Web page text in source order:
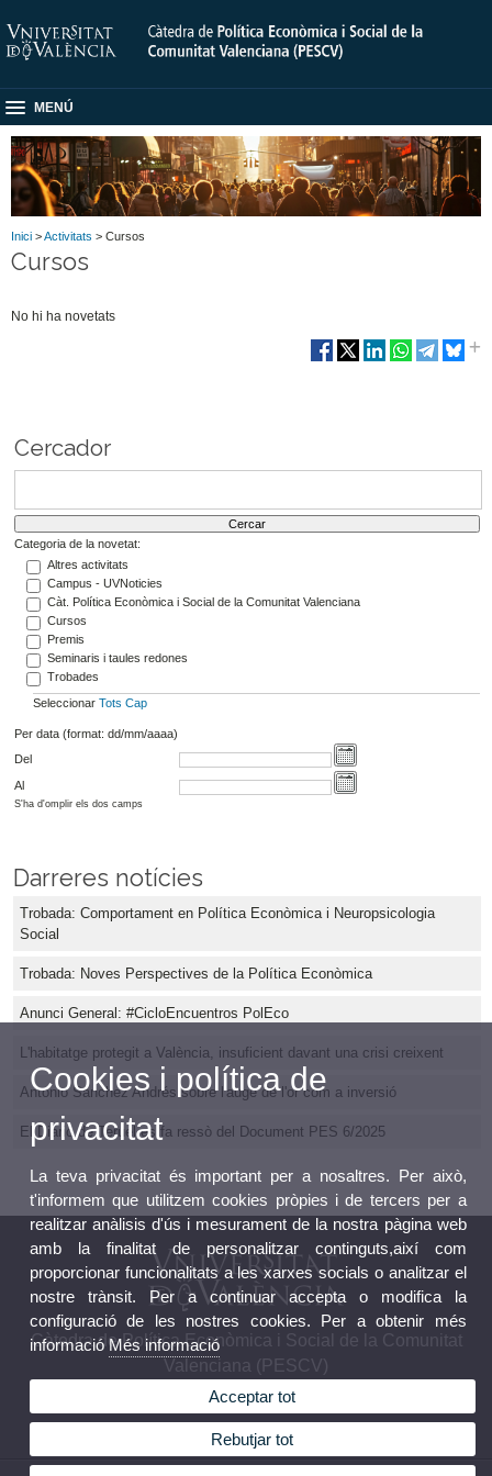
MENÚ
Inici >Activitats > Cursos
Cursos
No hi ha novetats
Cercador
Categoria de la novetat:
Altres activitats
Campus - UVNoticies
Càt. Política Econòmica i Social de la Comunitat Valenciana
Cursos
Premis
Seminaris i taules redones
Trobades
Seleccionar Tots Cap
Per data (format: dd/mm/aaaa)
Del
Al
S'ha d'omplir els dos camps
Darreres notícies
Trobada: Comportament en Política Econòmica i Neuropsicologia
Social
Trobada: Noves Perspectives de la Política Econòmica
Anunci General: #CicloEncuentros PolEco
L'habitatge protegit a València, insuficient davant una crisi creixent
Antonio Sánchez Andrés sobre l'auge de l'or com a inversió
El Diario de Teruel es fa ressò del Document PES 6/2025
Càtedra de Política Econòmica i Social de la Comunitat
Valenciana (PESCV)
Cookies i política de
privacitat
La teva privacitat és important per a nosaltres. Per això,
t'informem que utilitzem cookies pròpies i de tercers per a
realitzar anàlisis d'ús i mesurament de la nostra pàgina web
amb la finalitat de personalitzar continguts,així com
proporcionar funcionalitats a les xarxes socials o analitzar el
nostre trànsit. Per a continuar accepta o modifica la
configuració de les nostres cookies. Per a obtenir més
informacióMés informació
Acceptar tot
Rebutjar tot